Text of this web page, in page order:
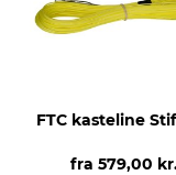
FTC kasteline
fra 579,00